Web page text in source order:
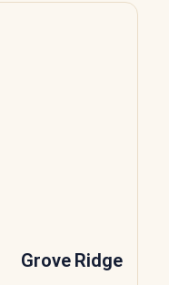
Grove Ridge